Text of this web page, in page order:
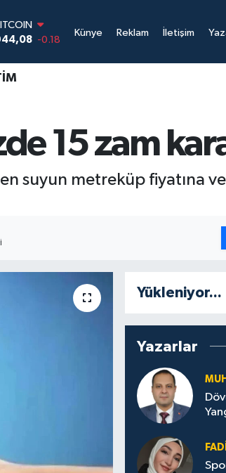
DOLAR
0.18
EURO
ALTIN
0.03
-14
Künye Reklam İletişim
15 zam
suyun metreküp fiyatına ve
Yükleniyor...
Yazarlar